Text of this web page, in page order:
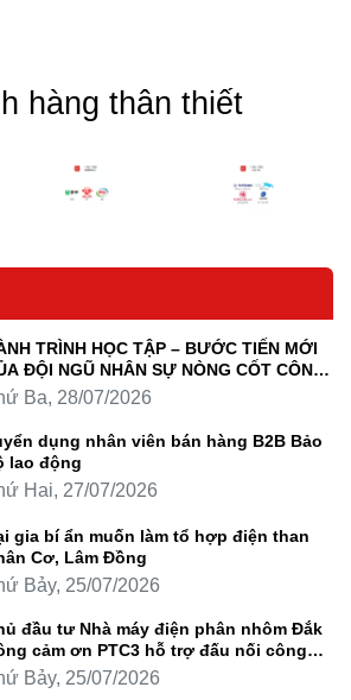
hàng thân thiết
TRÌNH HỌC TẬP – BƯỚC TIẾN MỚI
ĐỘI NGŨ NHÂN SỰ NÒNG CỐT CÔNG
LUYỆN KIM TRẦN HỒNG QUÂN
Ba, 28/07/2026
dụng nhân viên bán hàng B2B Bảo
lao động
Hai, 27/07/2026
gia bí ẩn muốn làm tổ hợp điện than
Cơ, Lâm Đồng
Bảy, 25/07/2026
đầu tư Nhà máy điện phân nhôm Đắk
cảm ơn PTC3 hỗ trợ đấu nối công
Bảy, 25/07/2026